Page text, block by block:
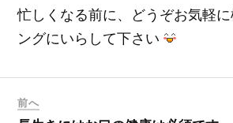
忙しくなる前に、どうぞお気軽
ングにいらして下さい
前へ